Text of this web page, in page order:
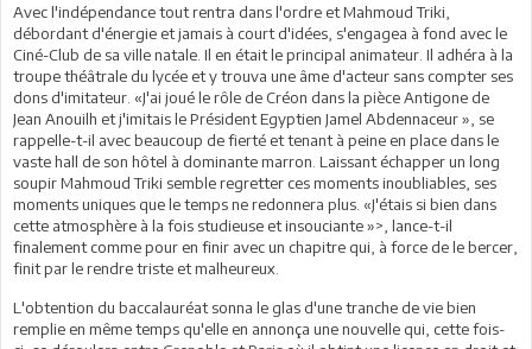
Avec l'indépendance tout rentra dans l'ordre et Mahmoud Triki,
débordant d'énergie et jamais à court d'idées, s'engagea à fond avec le
Ciné-Club de sa ville natale. Il en était le principal animateur. Il adhéra à la
troupe théâtrale du lycée et y trouva une âme d'acteur sans compter ses
dons d'imitateur. «J'ai joué le rôle de Créon dans la pièce Antigone de
Jean Anouilh et j'imitais le Président Egyptien Jamel Abdennaceur », se
rappelle-t-il avec beaucoup de fierté et tenant à peine en place dans le
vaste hall de son hôtel à dominante marron. Laissant échapper un long
soupir Mahmoud Triki semble regretter ces moments inoubliables, ses
moments uniques que le temps ne redonnera plus. «J'étais si bien dans
cette atmosphère à la fois studieuse et insouciante »>, lance-t-il
finalement comme pour en finir avec un chapitre qui, à force de le bercer,
finit par le rendre triste et malheureux.
L'obtention du baccalauréat sonna le glas d'une tranche de vie bien
remplie en même temps qu'elle en annonça une nouvelle qui, cette fois-